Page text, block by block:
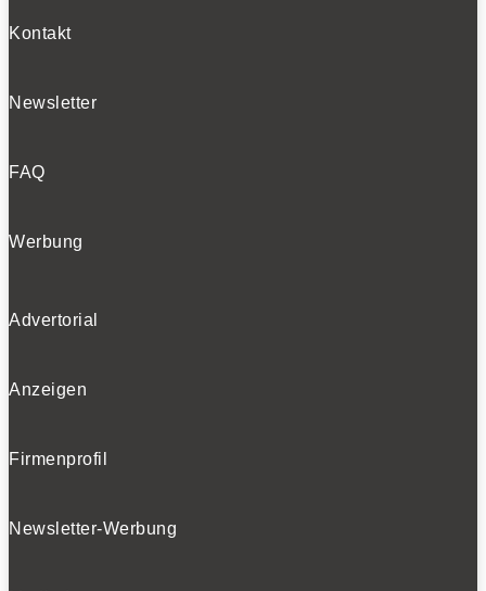
Kontakt
Newsletter
FAQ
Werbung
Advertorial
Anzeigen
Firmenprofil
Newsletter-Werbung